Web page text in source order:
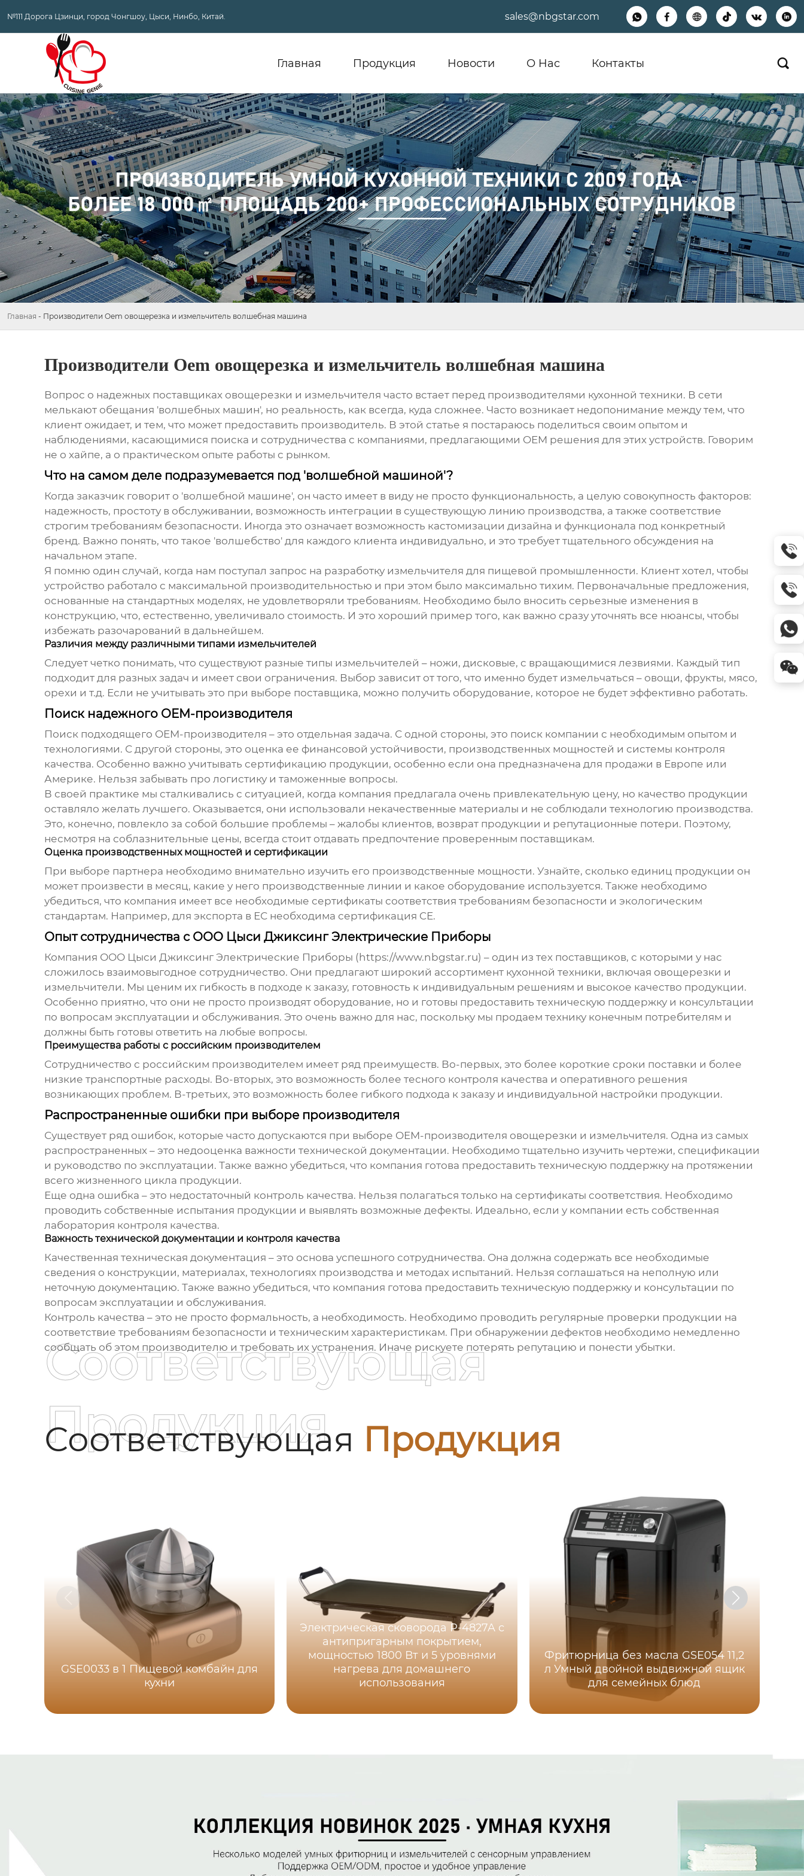
№111 Дорога Цзинци, город Чонгшоу, Цыси, Нинбо, Китай. sales@nbgstar.com      
Главная Продукция Новости О Hас Контакты 
Главная - Производители Oem овощерезка и измельчитель волшебная машина
Производители Oem овощерезка и измельчитель волшебная машина
Вопрос о надежных поставщиках овощерезки и измельчителя часто встает перед производителями кухонной техники. В сети
мелькают обещания 'волшебных машин', но реальность, как всегда, куда сложнее. Часто возникает недопонимание между тем, что
клиент ожидает, и тем, что может предоставить производитель. В этой статье я постараюсь поделиться своим опытом и
наблюдениями, касающимися поиска и сотрудничества с компаниями, предлагающими OEM решения для этих устройств. Говорим
не о хайпе, а о практическом опыте работы с рынком.
Что на самом деле подразумевается под 'волшебной машиной'?
Когда заказчик говорит о 'волшебной машине', он часто имеет в виду не просто функциональность, а целую совокупность факторов:
надежность, простоту в обслуживании, возможность интеграции в существующую линию производства, а также соответствие
строгим требованиям безопасности. Иногда это означает возможность кастомизации дизайна и функционала под конкретный
бренд. Важно понять, что такое 'волшебство' для каждого клиента индивидуально, и это требует тщательного обсуждения на
начальном этапе.
Я помню один случай, когда нам поступал запрос на разработку измельчителя для пищевой промышленности. Клиент хотел, чтобы
устройство работало с максимальной производительностью и при этом было максимально тихим. Первоначальные предложения,
основанные на стандартных моделях, не удовлетворяли требованиям. Необходимо было вносить серьезные изменения в
конструкцию, что, естественно, увеличивало стоимость. И это хороший пример того, как важно сразу уточнять все нюансы, чтобы
избежать разочарований в дальнейшем.
Различия между различными типами измельчителей
Следует четко понимать, что существуют разные типы измельчителей – ножи, дисковые, с вращающимися лезвиями. Каждый тип
подходит для разных задач и имеет свои ограничения. Выбор зависит от того, что именно будет измельчаться – овощи, фрукты, мясо,
орехи и т.д. Если не учитывать это при выборе поставщика, можно получить оборудование, которое не будет эффективно работать.
Поиск надежного OEM-производителя
Поиск подходящего OEM-производителя – это отдельная задача. С одной стороны, это поиск компании с необходимым опытом и
технологиями. С другой стороны, это оценка ее финансовой устойчивости, производственных мощностей и системы контроля
качества. Особенно важно учитывать сертификацию продукции, особенно если она предназначена для продажи в Европе или
Америке. Нельзя забывать про логистику и таможенные вопросы.
В своей практике мы сталкивались с ситуацией, когда компания предлагала очень привлекательную цену, но качество продукции
оставляло желать лучшего. Оказывается, они использовали некачественные материалы и не соблюдали технологию производства.
Это, конечно, повлекло за собой большие проблемы – жалобы клиентов, возврат продукции и репутационные потери. Поэтому,
несмотря на соблазнительные цены, всегда стоит отдавать предпочтение проверенным поставщикам.
Оценка производственных мощностей и сертификации
При выборе партнера необходимо внимательно изучить его производственные мощности. Узнайте, сколько единиц продукции он
может произвести в месяц, какие у него производственные линии и какое оборудование используется. Также необходимо
убедиться, что компания имеет все необходимые сертификаты соответствия требованиям безопасности и экологическим
стандартам. Например, для экспорта в ЕС необходима сертификация CE.
Опыт сотрудничества с ООО Цыси Джиксинг Электрические Приборы
Компания ООО Цыси Джиксинг Электрические Приборы (https://www.nbgstar.ru) – один из тех поставщиков, с которыми у нас
сложилось взаимовыгодное сотрудничество. Они предлагают широкий ассортимент кухонной техники, включая овощерезки и
измельчители. Мы ценим их гибкость в подходе к заказу, готовность к индивидуальным решениям и высокое качество продукции.
Особенно приятно, что они не просто производят оборудование, но и готовы предоставить техническую поддержку и консультации
по вопросам эксплуатации и обслуживания. Это очень важно для нас, поскольку мы продаем технику конечным потребителям и
должны быть готовы ответить на любые вопросы.
Преимущества работы с российским производителем
Сотрудничество с российским производителем имеет ряд преимуществ. Во-первых, это более короткие сроки поставки и более
низкие транспортные расходы. Во-вторых, это возможность более тесного контроля качества и оперативного решения
возникающих проблем. В-третьих, это возможность более гибкого подхода к заказу и индивидуальной настройки продукции.
Распространенные ошибки при выборе производителя
Существует ряд ошибок, которые часто допускаются при выборе OEM-производителя овощерезки и измельчителя. Одна из самых
распространенных – это недооценка важности технической документации. Необходимо тщательно изучить чертежи, спецификации
и руководство по эксплуатации. Также важно убедиться, что компания готова предоставить техническую поддержку на протяжении
всего жизненного цикла продукции.
Еще одна ошибка – это недостаточный контроль качества. Нельзя полагаться только на сертификаты соответствия. Необходимо
проводить собственные испытания продукции и выявлять возможные дефекты. Идеально, если у компании есть собственная
лаборатория контроля качества.
Важность технической документации и контроля качества
Качественная техническая документация – это основа успешного сотрудничества. Она должна содержать все необходимые
сведения о конструкции, материалах, технологиях производства и методах испытаний. Нельзя соглашаться на неполную или
неточную документацию. Также важно убедиться, что компания готова предоставить техническую поддержку и консультации по
вопросам эксплуатации и обслуживания.
Контроль качества – это не просто формальность, а необходимость. Необходимо проводить регулярные проверки продукции на
соответствие требованиям безопасности и техническим характеристикам. При обнаружении дефектов необходимо немедленно
сообщать об этом производителю и требовать их устранения. Иначе рискуете потерять репутацию и понести убытки.
Соответствующая Продукция
Соответствующая
Продукция
GSE0033 в 1 Пищевой комбайн для
кухни
Электрическая сковорода P-4827A с
антипригарным покрытием,
мощностью 1800 Вт и 5 уровнями
нагрева для домашнего
использования
Фритюрница без масла GSE054 11,2
л Умный двойной выдвижной ящик
для семейных блюд